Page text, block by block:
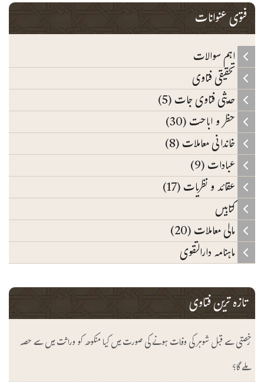
فتوی عنوانات
اہم سوالات
تحقیقی فتاوی
حدیثی فتاوی جات (5)
حظر و اباحت (30)
خاندانی معاملات (8)
عبادات (9)
عقائد و نظریات (17)
کتابیں
مالی معاملات (20)
ماہنامہ دارالتقوی
تازہ ترین فتاوی
رخصتی سے قبل شوہر کی وفات ہونے کی صورت میں کیا منکوحہ کو وراثت میں سے حصہ
ملے گا؟